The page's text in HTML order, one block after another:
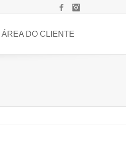
Facebook
ÁREA DO CLIENTE